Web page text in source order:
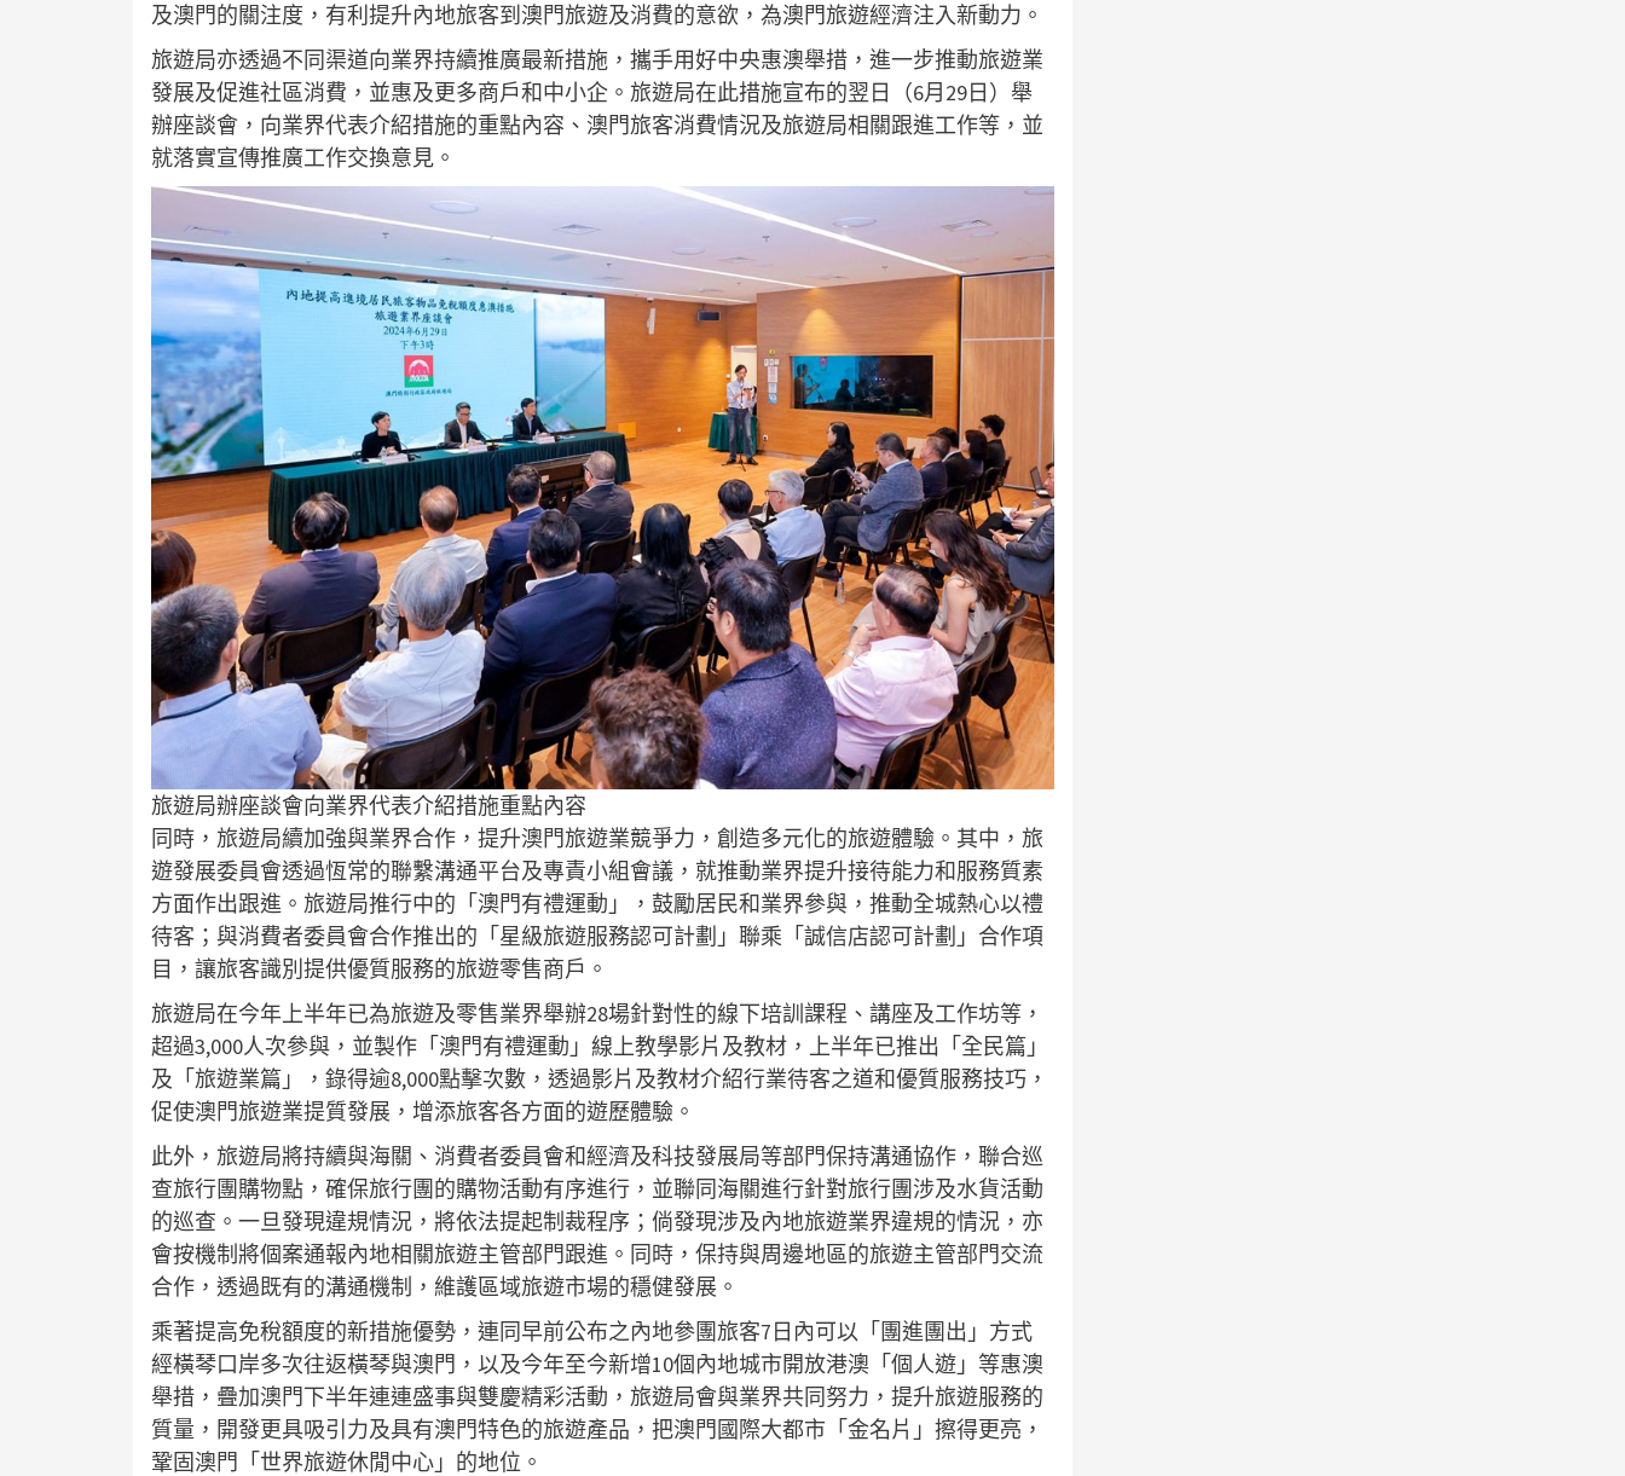
及澳門的關注度，有利提升內地旅客到澳門旅遊及消費的意欲，為澳門旅遊經濟注入新動力。
旅遊局亦透過不同渠道向業界持續推廣最新措施，攜手用好中央惠澳舉措，進一步推動旅遊業
發展及促進社區消費，並惠及更多商戶和中小企。旅遊局在此措施宣布的翌日（6月29日）舉
辦座談會，向業界代表介紹措施的重點內容、澳門旅客消費情況及旅遊局相關跟進工作等，並
就落實宣傳推廣工作交換意見。
旅遊局辦座談會向業界代表介紹措施重點內容
同時，旅遊局續加強與業界合作，提升澳門旅遊業競爭力，創造多元化的旅遊體驗。其中，旅
遊發展委員會透過恆常的聯繫溝通平台及專責小組會議，就推動業界提升接待能力和服務質素
方面作出跟進。旅遊局推行中的「澳門有禮運動」，鼓勵居民和業界參與，推動全城熱心以禮
待客；與消費者委員會合作推出的「星級旅遊服務認可計劃」聯乘「誠信店認可計劃」合作項
目，讓旅客識別提供優質服務的旅遊零售商戶。
旅遊局在今年上半年已為旅遊及零售業界舉辦28場針對性的線下培訓課程、講座及工作坊等，
超過3,000人次參與，並製作「澳門有禮運動」線上教學影片及教材，上半年已推出「全民篇」
及「旅遊業篇」，錄得逾8,000點擊次數，透過影片及教材介紹行業待客之道和優質服務技巧，
促使澳門旅遊業提質發展，增添旅客各方面的遊歷體驗。
此外，旅遊局將持續與海關、消費者委員會和經濟及科技發展局等部門保持溝通協作，聯合巡
查旅行團購物點，確保旅行團的購物活動有序進行，並聯同海關進行針對旅行團涉及水貨活動
的巡查。一旦發現違規情況，將依法提起制裁程序；倘發現涉及內地旅遊業界違規的情況，亦
會按機制將個案通報內地相關旅遊主管部門跟進。同時，保持與周邊地區的旅遊主管部門交流
合作，透過既有的溝通機制，維護區域旅遊市場的穩健發展。
乘著提高免稅額度的新措施優勢，連同早前公布之內地參團旅客7日內可以「團進團出」方式
經橫琴口岸多次往返橫琴與澳門，以及今年至今新增10個內地城市開放港澳「個人遊」等惠澳
舉措，疊加澳門下半年連連盛事與雙慶精彩活動，旅遊局會與業界共同努力，提升旅遊服務的
質量，開發更具吸引力及具有澳門特色的旅遊產品，把澳門國際大都市「金名片」擦得更亮，
鞏固澳門「世界旅遊休閒中心」的地位。